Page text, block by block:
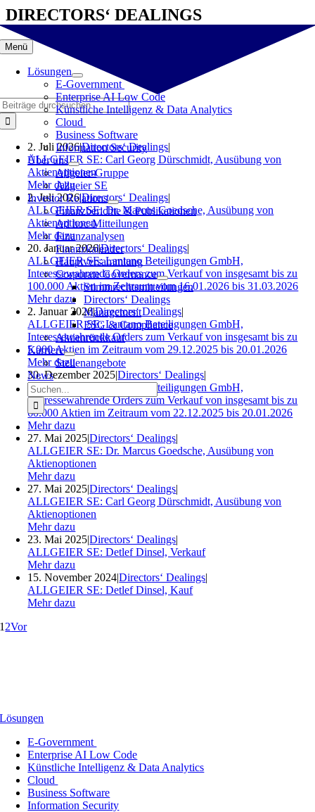
Zum
Inhalt
springen
Menü
Lösungen
E-Government
Enterprise AI Low Code
Künstliche Intelligenz & Data Analytics
Cloud
Business Software
Information Security
Über uns
Allgeier-Gruppe
Allgeier SE
Investor Relations
Finanzberichte & Publikationen
Ad hoc-Mitteilungen
Finanzanalysen
Finanzkalender
Hauptversammlung
Corporate Governance
Stimmrechtsmitteilungen
Directors‘ Dealings
Management
ESG & Compliance
Aktienrückkauf
Karriere
Stellenangebote
News
Suche
nach:
DIRECTORS‘ DEALINGS
2. Juli 2026|Directors‘ Dealings|
ALLGEIER SE: Carl Georg Dürschmidt, Ausübung von
Aktienoptionen
Mehr dazu
2. Juli 2026|Directors‘ Dealings|
ALLGEIER SE: Dr. Marcus Goedsche, Ausübung von
Aktienoptionen
Mehr dazu
20. Januar 2026|Directors‘ Dealings|
ALLGEIER SE: Lantano Beteiligungen GmbH,
Interessewahrende Orders zum Verkauf von insgesamt bis zu
100.000 Aktien im Zeitraum vom 16.01.2026 bis 31.03.2026
Mehr dazu
2. Januar 2026|Directors‘ Dealings|
ALLGEIER SE: Lantano Beteiligungen GmbH,
Interessewahrende Orders zum Verkauf von insgesamt bis zu
5.000 Aktien im Zeitraum vom 29.12.2025 bis 20.01.2026
Mehr dazu
30. Dezember 2025|Directors‘ Dealings|
ALLGEIER SE: Lantano Beteiligungen GmbH,
Interessewahrende Orders zum Verkauf von insgesamt bis zu
60.000 Aktien im Zeitraum vom 22.12.2025 bis 20.01.2026
Mehr dazu
27. Mai 2025|Directors‘ Dealings|
ALLGEIER SE: Dr. Marcus Goedsche, Ausübung von
Aktienoptionen
Mehr dazu
27. Mai 2025|Directors‘ Dealings|
ALLGEIER SE: Carl Georg Dürschmidt, Ausübung von
Aktienoptionen
Mehr dazu
23. Mai 2025|Directors‘ Dealings|
ALLGEIER SE: Detlef Dinsel, Verkauf
Mehr dazu
15. November 2024|Directors‘ Dealings|
ALLGEIER SE: Detlef Dinsel, Kauf
Mehr dazu
1 2Vor
Lösungen
E-Government
Enterprise AI Low Code
Künstliche Intelligenz & Data Analytics
Cloud
Business Software
Information Security